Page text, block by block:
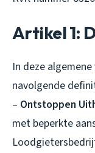
Artikel 1:
In deze
navolgende
– Ontstoppen
met beperkte